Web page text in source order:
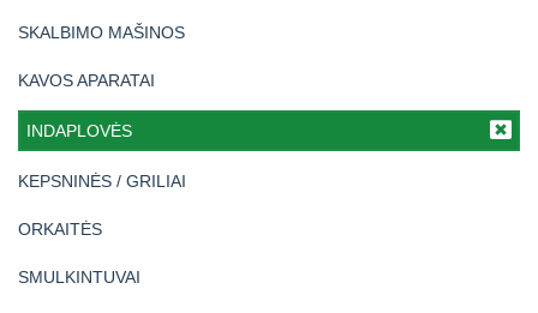
SKALBIMO MAŠINOS
KAVOS APARATAI
INDAPLOVĖS
KEPSNINĖS / GRILIAI
ORKAITĖS
SMULKINTUVAI